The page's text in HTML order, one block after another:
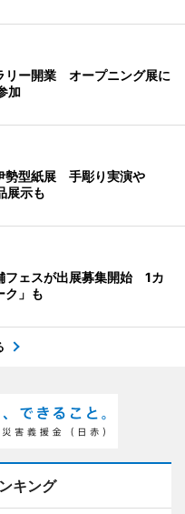
リー開業 オープニング展に
加
勢型紙展 手彫り実演や
展示も
フェスが出展募集開始 1カ
ク」も
キング